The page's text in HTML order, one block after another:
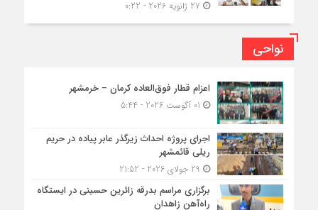
نواحی
اعزام قطار فوق‌العاده کرمان – خرمشهر
اجرای پروژه احداث زیرگذر عابر پیاده در حریم
ریلی قائمشهر
برگزاری مراسم بدرقه زائرین حسینی در ایستگاه
راه‌آهن زاهدان